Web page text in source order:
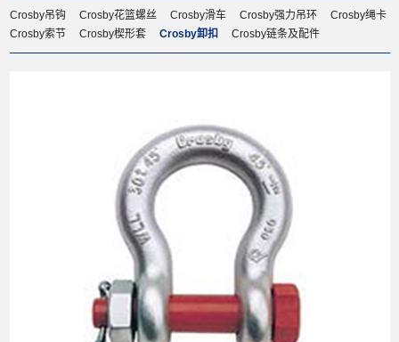
Crosby吊钩 Crosby花篮螺丝 Crosby滑车 Crosby强力吊环
Crosby绳卡
Crosby索节
Crosby楔形套 Crosby卸扣 Crosby链条及配件